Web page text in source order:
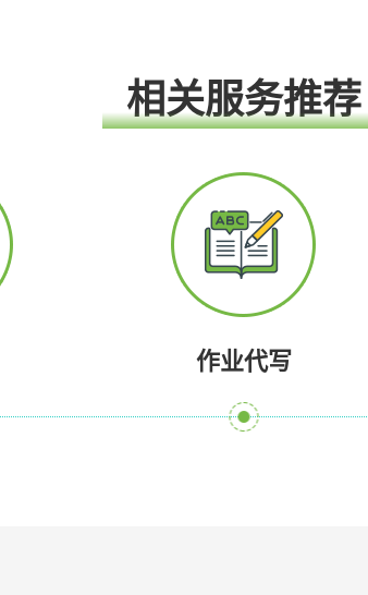
相关服务推荐
作业代写